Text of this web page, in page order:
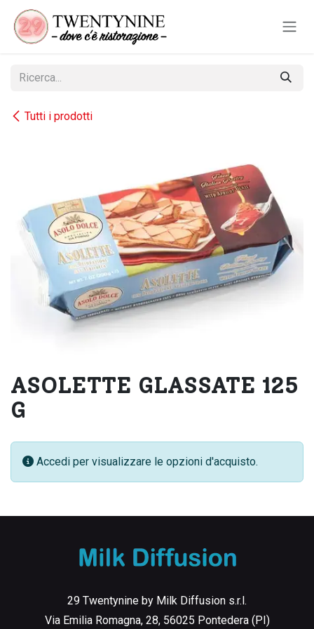
Passa al contenuto
Tutti i prodotti
ASOLETTE GLASSATE 125
G
Accedi per visualizzare le opzioni d'acquisto.
29 Twentynine by Milk Diffusion s.r.l.
Via Emilia Romagna, 28, 56025 Pontedera (PI)